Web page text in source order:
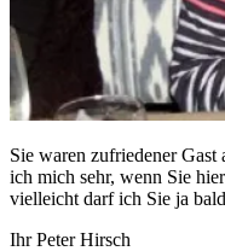
Sie waren zufriedener
ich mich sehr, wenn Sie
vielleicht darf ich Sie ja
Ihr Peter Hirsch